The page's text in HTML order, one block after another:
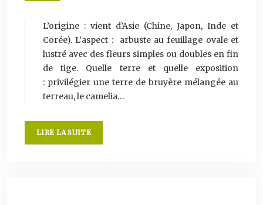
L’origine : vient d’Asie (Chine, Japon, Inde et
Corée). L’aspect : arbuste au feuillage ovale et
lustré avec des fleurs simples ou doubles en fin
de tige. Quelle terre et quelle exposition
: privilégier une terre de bruyère mélangée au
terreau, le camelia…
LIRE LA SUITE